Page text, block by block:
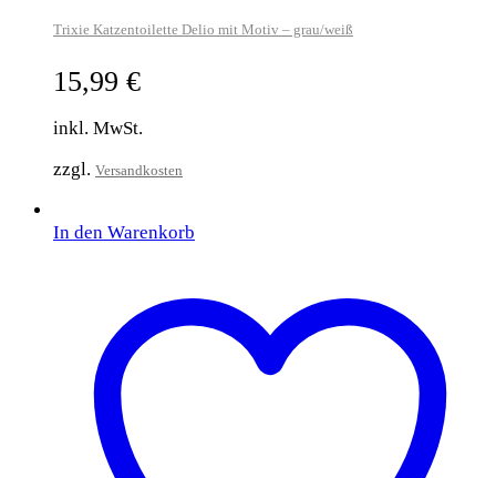
Trixie Katzentoilette Delio mit Motiv – grau/weiß
15,99 €
inkl. MwSt.
zzgl. Versandkosten
In den Warenkorb